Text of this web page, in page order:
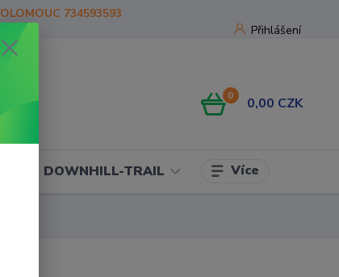
Přihlášení
734593593
0 0,00 CZK
DOWNHILL-TRAIL Více